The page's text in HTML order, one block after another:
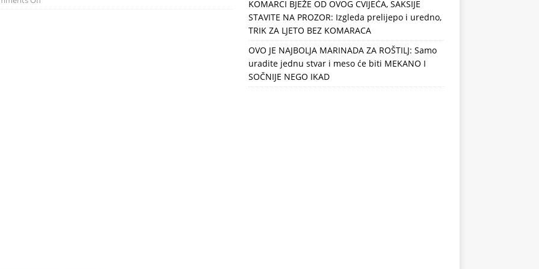
KOMARCI BJEŽE OD OVOG CVIJEĆA, SAKSIJE
STAVITE NA PROZOR: Izgleda prelijepo i uredno,
TRIK ZA LJETO BEZ KOMARACA
OVO JE NAJBOLJA MARINADA ZA ROŠTILJ: Samo
uradite jednu stvar i meso će biti MEKANO I
SOČNIJE NEGO IKAD